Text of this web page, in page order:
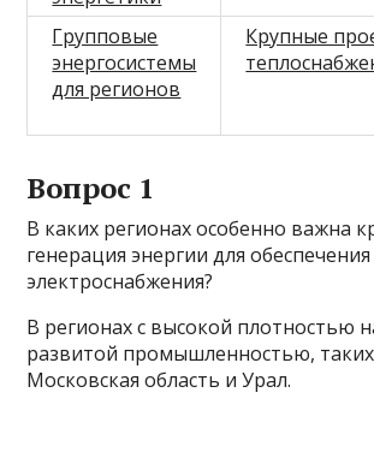
Групповые
энергосистемы
для регионов
Крупные
Вопрос 1
В каких регионах особенно важна
генерация энергии для
электроснабжения?
В регионах с высокой плотностью
развитой промышленностью,
Московская область и Урал.